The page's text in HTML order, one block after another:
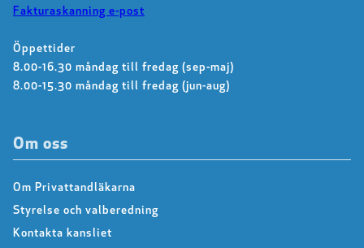
Fakturaskanning e-post
Öppettider
8.00-16.30 måndag till fredag (sep-maj)
8.00-15.30 måndag till fredag (jun-aug)
Om oss
Om Privattandläkarna
Styrelse och valberedning
Kontakta kansliet